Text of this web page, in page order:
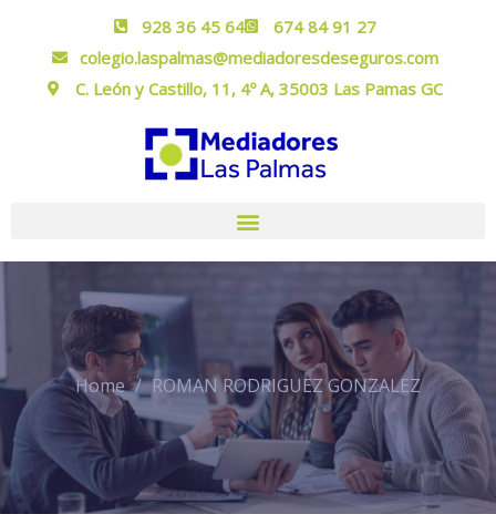
928 36 45 64
674 84 91 27
colegio.laspalmas@mediadoresdeseguros.com
C. León y Castillo, 11, 4º A, 35003 Las Pamas GC
Home ROMAN RODRIGUEZ GONZALEZ